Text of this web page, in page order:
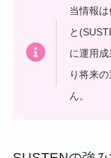
当情報
と
に運用
り将来
ん。